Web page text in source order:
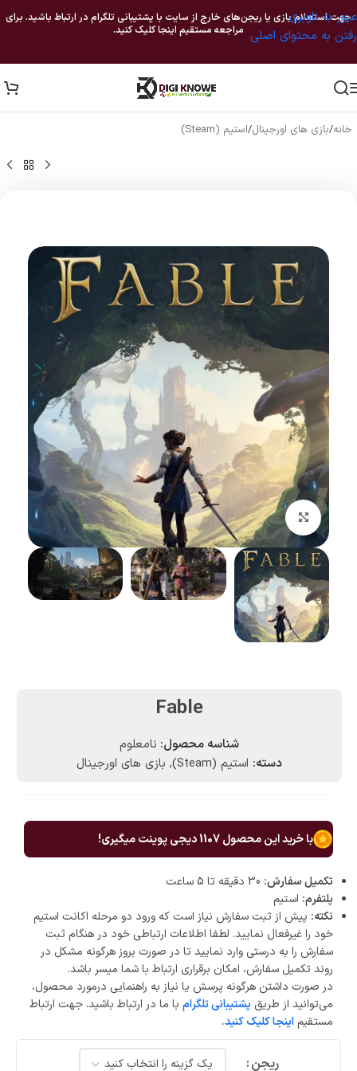
عبور به ناوبری
رفتن به محتوای اصلی
جهت استعلام بازی یا ریجن‌های خارج از سایت با پشتیبانی تلگرام در ارتباط باشید. برای
مراجعه مستقیم اینجا کلیک کنید.
خانه/بازی های اورجینال/استیم (Steam)
بزرگنمایی تصویر
Fable
شناسه محصول: نامعلوم
دسته: استیم (Steam) , بازی های اورجینال
با خرید این محصول1107دیجی پوینت میگیری!
تکمیل سفارش:
پلتفرم: استیم
نکته: پیش از ثبت سفارش نیاز است که ورود دو مرحله اکانت استیم
خود را غیرفعال نمایید. لطفا اطلاعات ارتباطی خود در هنگام ثبت
سفارش را به درستی وارد نمایید تا در صورت بروز هرگونه مشکل در
روند تکمیل سفارش، امکان برقراری ارتباط با شما میسر باشد.
در صورت داشتن هرگونه پرسش یا نیاز به راهنمایی درمورد محصول،
می‌توانید از طریق پشتیبانی تلگرام با ما در ارتباط باشید. جهت ارتباط
مستقیم اینجا کلیک کنید.
ریجن